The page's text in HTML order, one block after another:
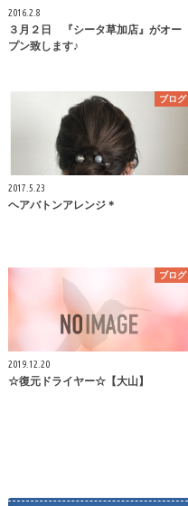
2016.2.8
３月２日 『シータ草加店』がオー
プン致します♪
ブログ
2017.5.23
ヘアバトンアレンジ＊
ブログ
2019.12.20
☆復元ドライヤー☆【大山】